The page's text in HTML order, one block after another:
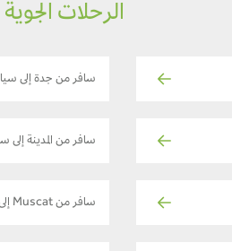
الرحلات
سافر من جدة إلى
سافر من المدينة إلى
سافر من Muscat إلى سيالكوت